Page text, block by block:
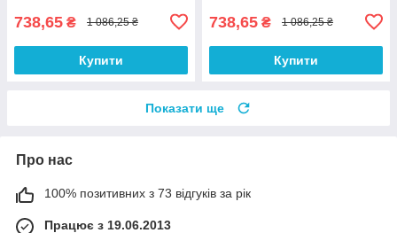
738,65 ₴ 1 086,25 ₴
Купити
738,65 ₴ 1 086,25 ₴
Купити
Показати ще
Про нас
100% позитивних з 73 відгуків за рік
Працює з 19.06.2013